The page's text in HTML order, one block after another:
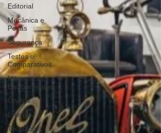
Editorial
Mecânica e
Peças
Segurança
Testes e
Comparativos
Máquinas e
Equipamentos
Ônibus
Energia
Tecnologia